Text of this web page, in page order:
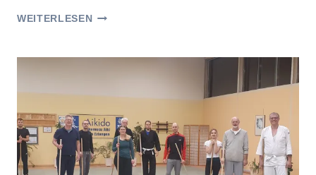
WEITERLESENANFÄNGERKURS